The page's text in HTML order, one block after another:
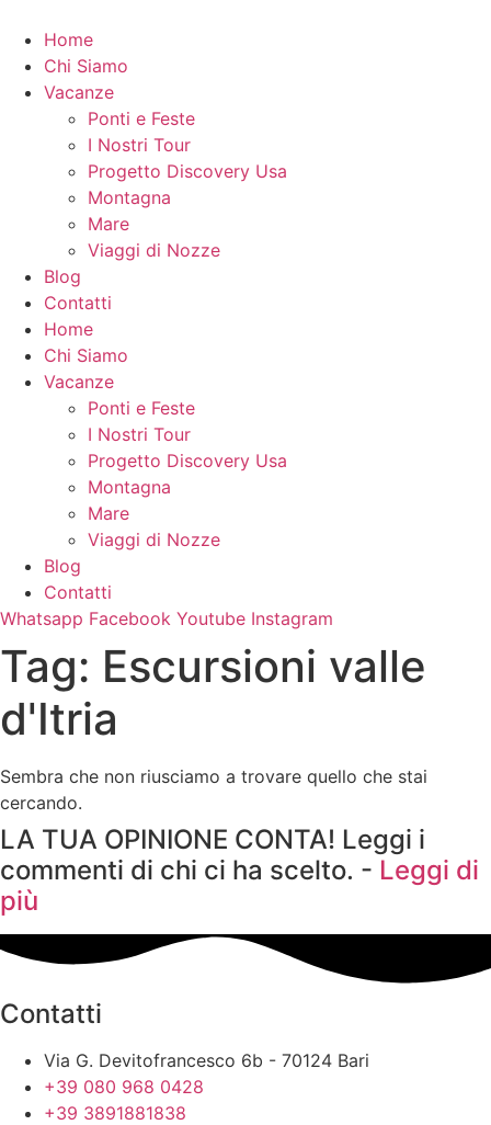
contenuto
Home
Chi Siamo
Vacanze
Ponti e Feste
I Nostri Tour
Progetto Discovery Usa
Montagna
Mare
Viaggi di Nozze
Blog
Contatti
Home
Chi Siamo
Vacanze
Ponti e Feste
I Nostri Tour
Progetto Discovery Usa
Montagna
Mare
Viaggi di Nozze
Blog
Contatti
Whatsapp Facebook Youtube Instagram
Tag: Escursioni valle
d'Itria
Sembra che non riusciamo a trovare quello che stai
cercando.
LA TUA OPINIONE CONTA! Leggi i
commenti di chi ci ha scelto. - Leggi di
più
Contatti
Via G. Devitofrancesco 6b - 70124 Bari
+39 080 968 0428
+39 3891881838